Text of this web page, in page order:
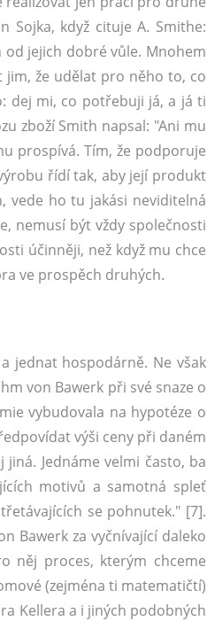
Sojka, když cituje A. Smithe:
od jejich dobré vůle. Mnohem
jim, že udělat pro něho to, co
dej mi, co potřebuji já, a já ti
zboží Smith napsal: "Ani mu
prospívá. Tím, že podporuje
řídí tak, aby její produkt
vede ho tu jakási neviditelná
nemusí být vždy společnosti
účinněji, než když mu chce
ve prospěch druhých.
jednat hospodárně. Ne však
von Bawerk při své snaze o
vybudovala na hypotéze o
výši ceny při daném
Jednáme velmi často, ba
motivů a samotná spleť
se pohnutek." [7].
Bawerk za vyčnívající daleko
něj proces, kterým chceme
(zejména ti matematičtí)
Kellera a i jiných podobných